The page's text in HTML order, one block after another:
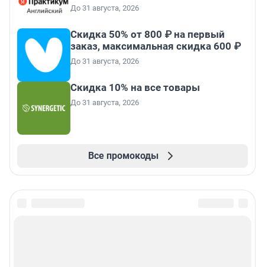
До 31 августа, 2026
Скидка 50% от 800 ₽ на первый
заказ, максимальная скидка 600 ₽
До 31 августа, 2026
Скидка 10% на все товары
До 31 августа, 2026
Все промокоды